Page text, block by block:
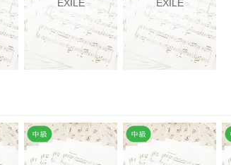
EXILE
EXILE